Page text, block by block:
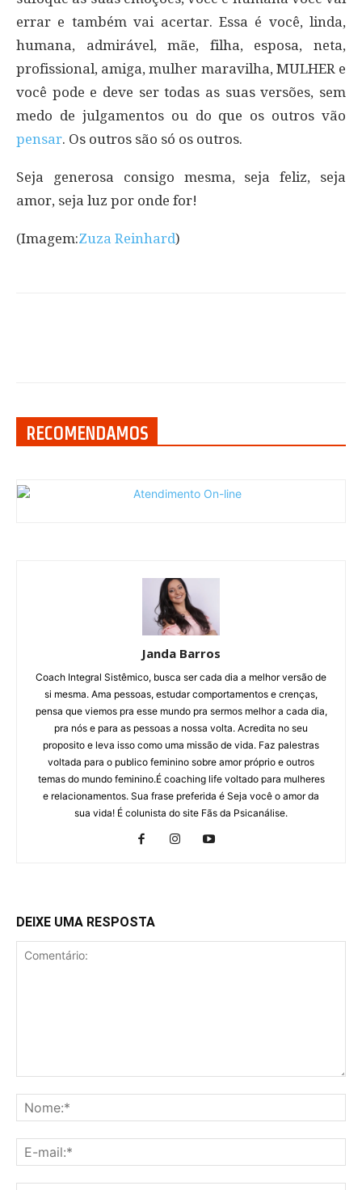
errar e também vai acertar. Essa é você, linda,
humana, admirável, mãe, filha, esposa, neta,
profissional, amiga, mulher maravilha, MULHER e
você pode e deve ser todas as suas versões, sem
medo de julgamentos ou do que os outros vão
pensar. Os outros são só os outros.
Seja generosa consigo mesma, seja feliz, seja
amor, seja luz por onde for!
(Imagem:Zuza Reinhard)
RECOMENDAMOS
Janda Barros
Coach Integral Sistêmico, busca ser cada dia a melhor versão de
si mesma. Ama pessoas, estudar comportamentos e crenças,
pensa que viemos pra esse mundo pra sermos melhor a cada dia,
pra nós e para as pessoas a nossa volta. Acredita no seu
proposito e leva isso como uma missão de vida. Faz palestras
voltada para o publico feminino sobre amor próprio e outros
temas do mundo feminino.É coaching life voltado para mulheres
e relacionamentos. Sua frase preferida é Seja você o amor da
sua vida! É colunista do site Fãs da Psicanálise.
DEIXE UMA RESPOSTA